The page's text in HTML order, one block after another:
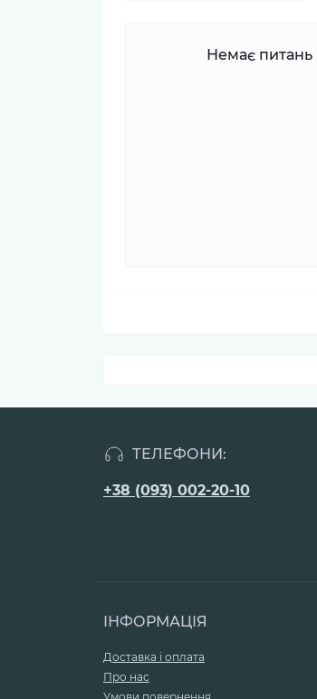
Немає питань
ТЕЛЕФОНИ:
+38 (093) 002-20-10
ІНФОРМАЦІЯ
Доставка і оплата
Про нас